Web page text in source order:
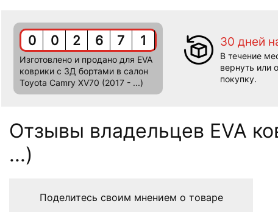
0 0 2 6 7 1
Изготовлено и продано для EVA
коврики c 3Д бортами в салон
Toyota Camry XV70 (2017 - ...)
30 дней
В течение
вернуть или
покупку.
Отзывы владельцев EVA
...)
Поделитесь своим мнением о товаре